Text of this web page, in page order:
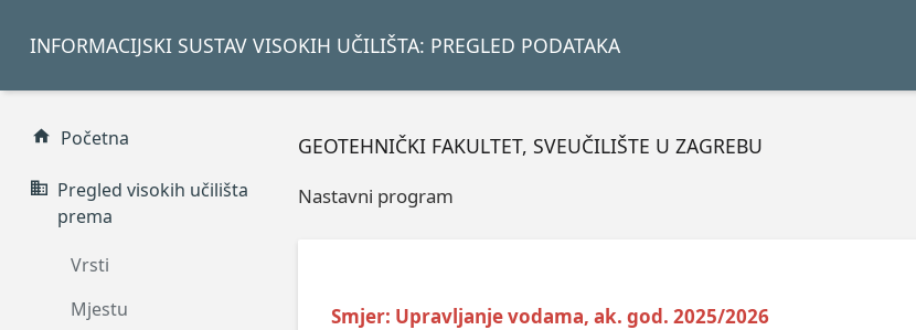
INFORMACIJSKI SUSTAV VISOKIH UČILIŠTA: PREGLED PODATAKA
Početna
Pregled visokih učilišta
prema
Vrsti
Mjestu
GEOTEHNIČKI FAKULTET, SVEUČILIŠTE U ZAGREBU
Nastavni program
Smjer: Upravljanje vodama, ak. god. 2025/2026